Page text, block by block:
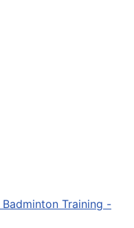
Training -